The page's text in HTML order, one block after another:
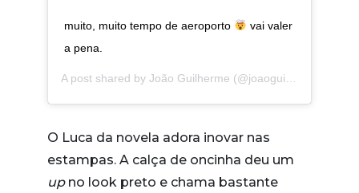
muito, muito tempo de aeroporto
vai valer
a pena.
A post shared by João Guilherme (@joaoguilherme) on
O Luca da novela adora inovar nas
estampas. A calça de oncinha deu um
upno look preto e chama bastante